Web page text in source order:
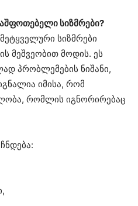
სიზმრები?
სიზმრები
მეშვეობით მოდის. ეს
პრობლემების ნიშანი,
იმისა, რომ
რომლის იგნორირებაც